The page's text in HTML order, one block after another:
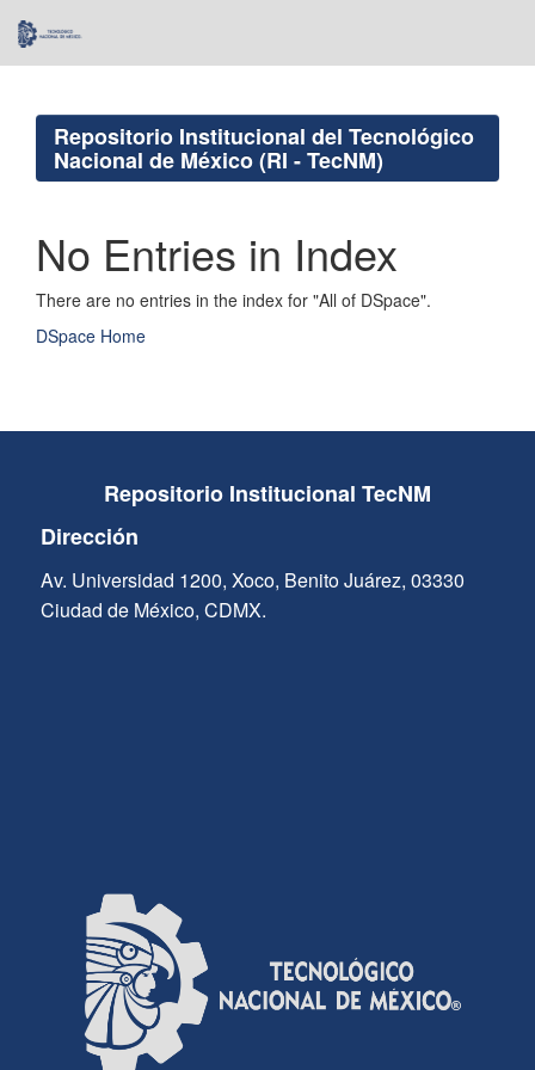
navigation
Repositorio Institucional del Tecnológico
Nacional de México (RI - TecNM)
No Entries in Index
There are no entries in the index for "All of DSpace".
DSpace Home
Repositorio Institucional TecNM
Dirección
Av. Universidad 1200, Xoco, Benito Juárez, 03330
Ciudad de México, CDMX.